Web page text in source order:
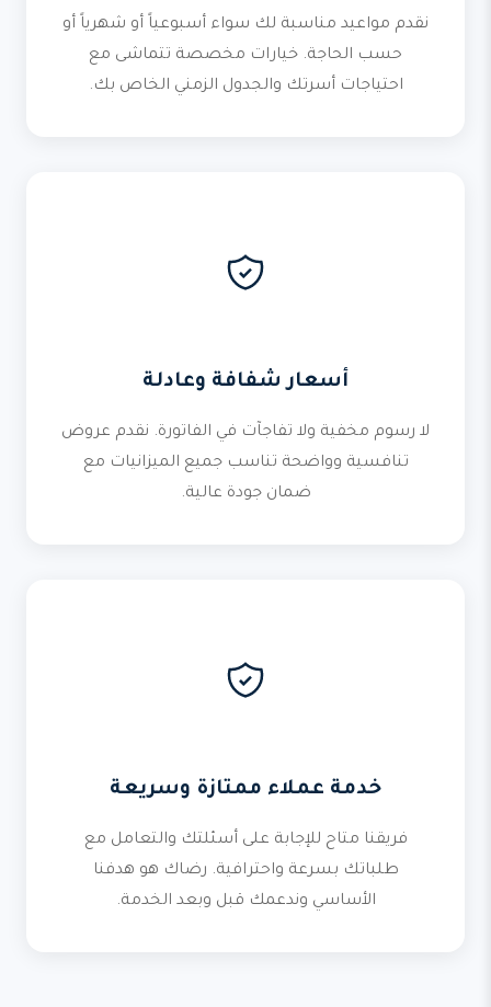
نقدم مواعيد مناسبة لك سواء أسبوعياً أو شهرياً أو
حسب الحاجة. خيارات مخصصة تتماشى مع
احتياجات أسرتك والجدول الزمني الخاص بك.
أسعار شفافة وعادلة
لا رسوم مخفية ولا تفاجآت في الفاتورة. نقدم عروض
تنافسية وواضحة تناسب جميع الميزانيات مع
ضمان جودة عالية.
خدمة عملاء ممتازة وسريعة
فريقنا متاح للإجابة على أسئلتك والتعامل مع
طلباتك بسرعة واحترافية. رضاك هو هدفنا
الأساسي وندعمك قبل وبعد الخدمة.